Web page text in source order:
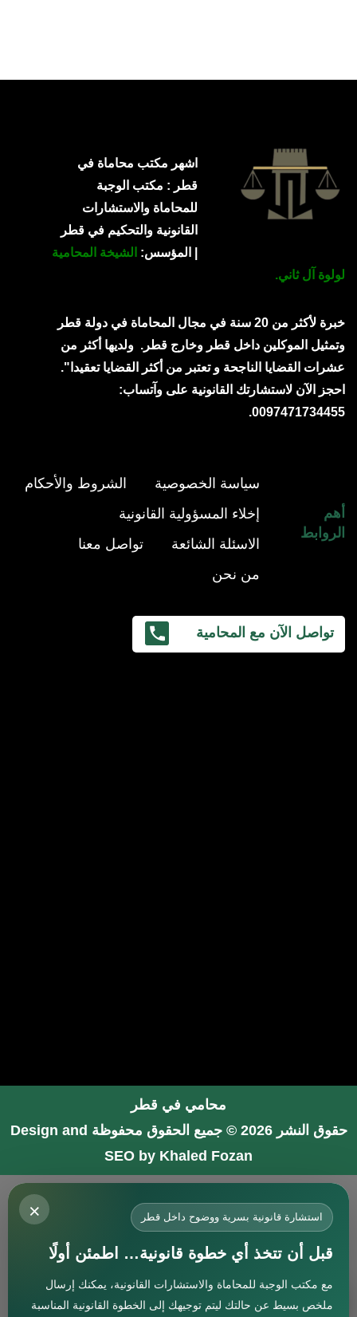
اشهر مكتب محاماة في
قطر : مكتب الوجبة
للمحاماة والاستشارات
القانونية والتحكيم في قطر
| المؤسس: الشيخة المحامية
لولوة آل ثاني.
خبرة لأكثر من 20 سنة في مجال المحاماة في دولة قطر
وتمثيل الموكلين داخل قطر وخارج قطر. ولديها أكثر من
عشرات القضايا الناجحة و تعتبر من أكثر القضايا تعقيدا".
احجز الآن لاستشارتك القانونية على وآتساب:
0097471734455.
أهم
الروابط
سياسة الخصوصية
الشروط والأحكام
إخلاء المسؤولية القانونية
الاسئلة الشائعة
تواصل معنا
من نحن
تواصل الآن مع المحامية
محامي في قطر
حقوق النشر 2026 © جميع الحقوق محفوظة
Design and
SEO by Khaled Fozan
استشارة
× استشارة قانونية بسرية ووضوح داخل قطر
قبل أن تتخذ أي خطوة قانونية… اطمئن أولًا
مع مكتب الوجبة للمحاماة والاستشارات القانونية، يمكنك إرسال
ملخص بسيط عن حالتك ليتم توجيهك إلى الخطوة القانونية المناسبة
محامي في جدة
محامي في الرياض شاطر
محامي في المدينة المنورة
المحامي صنيتان السبيعي
افضل محامي في جدة